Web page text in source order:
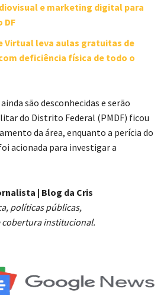
e marketing digital para
DF
Virtual leva aulas gratuitas de
deficiência física de todo o
são desconhecidas e serão
do Distrito Federal (PMDF) ficou
da área, enquanto a perícia do
acionada para investigar a
| Blog da Cris
políticas públicas,
institucional.